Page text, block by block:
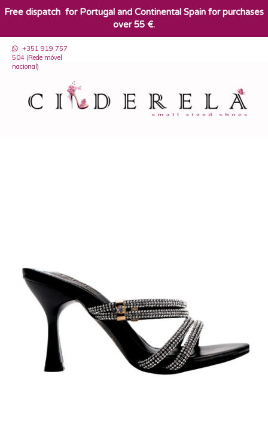
​Free dispatch for Portugal and Continental Spain for purchases
over 55 €.
+351 919 757
504 (Rede móvel
nacional)